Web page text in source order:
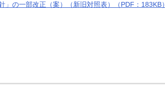
」の一部改正（案）（新旧対照表）（PDF：183KB）